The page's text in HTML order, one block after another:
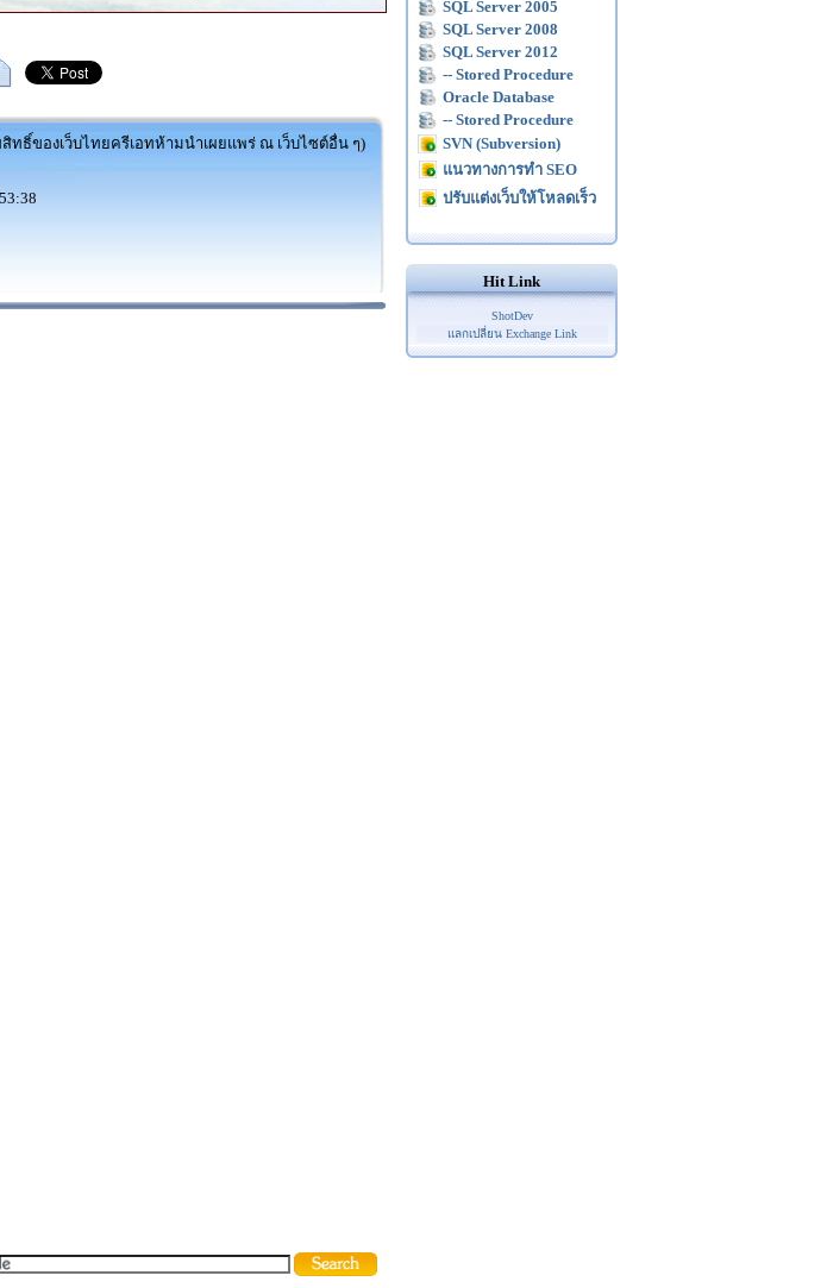
สิทธิ์ของเว็บไทยครีเอทห้ามนำเผยแพร่ ณ เว็บไซต์อื่น ๆ)
SQL Server 2005
SQL Server 2008
SQL Server 2012
-- Stored Procedure
Oracle Database
-- Stored Procedure
SVN (Subversion)
แนวทางการทำ SEO
ปรับแต่งเว็บให้โหลดเร็ว
Hit Link
ShotDev
แลกเปลี่ยน Exchange Link